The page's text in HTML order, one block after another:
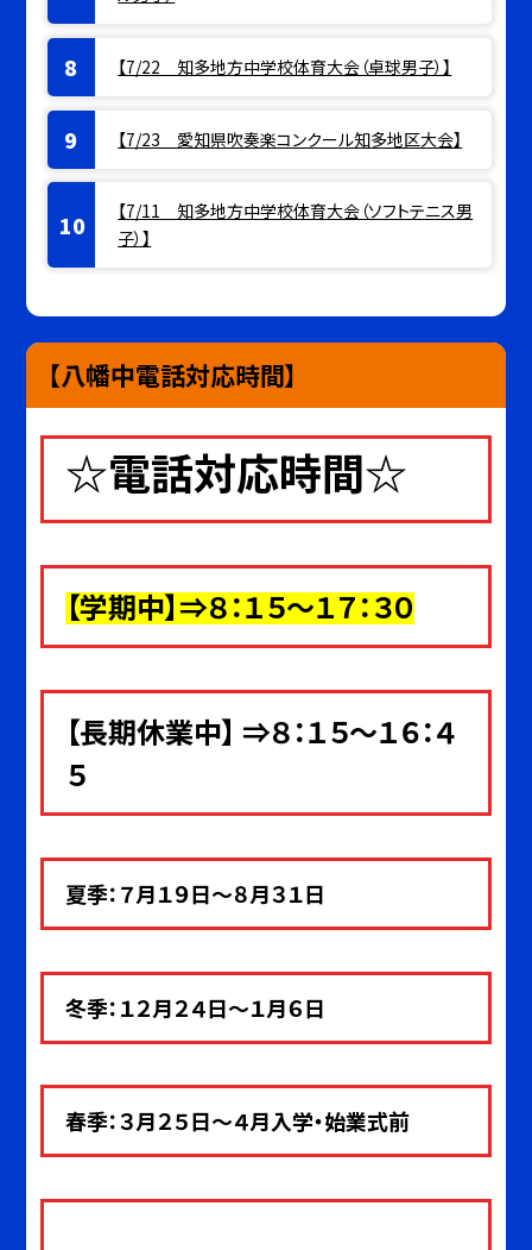
【7/22 知多地方中学校体育大会（卓球男子）】
【7/23 愛知県吹奏楽コンクール知多地区大会】
【7/11 知多地方中学校体育大会（ソフトテニス男
子）】
【八幡中電話対応時間】
☆電話対応時間☆
【学期中】⇒８：１５～１７：３０
【長期休業中】 ⇒８：１５～１６：４
５
夏季：７月１９日～８月３１日
冬季：１２月２４日～１月６日
春季：３月２５日～４月入学・始業式前